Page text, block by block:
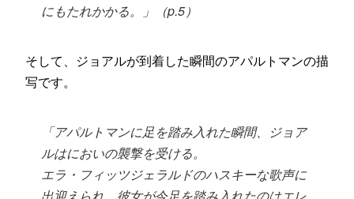
にもたれかかる。」（p.5）
そして、ジョアルが到着した瞬間のアパルトマンの描
写です。
「アパルトマンに足を踏み入れた瞬間、ジョア
ルはにおいの襲撃を受ける。
エラ・フィッツジェラルドのハスキーな歌声に
出迎えられ、彼女が今足を踏み入れたのはエレ